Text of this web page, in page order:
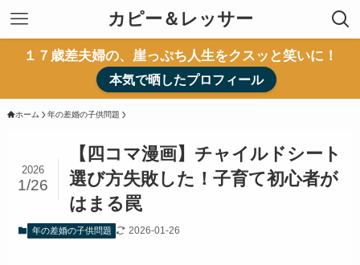
カピー＆レッサー
１７歳差夫婦の、崖っぷち人生をクスッと笑いに！
本気で晒したプロフィール
ホーム 年の差婚の子供問題
【四コマ漫画】チャイルドシート
選び方失敗した！子育て初心者が
はまる罠
2026
1/26
年の差婚の子供問題 2026-01-26